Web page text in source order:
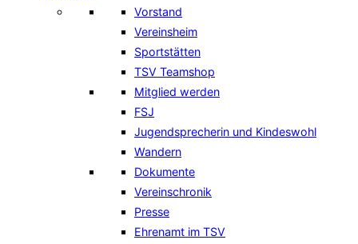
Vorstand
Vereinsheim
Sportstätten
TSV Teamshop
Mitglied werden
FSJ
Jugendsprecherin und Kindeswohl
Wandern
Dokumente
Vereinschronik
Presse
Ehrenamt im TSV